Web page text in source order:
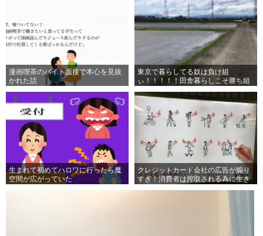
漫画喫茶のバイト面接で本心を見抜
かれた話
東京で暮らしてる奴は負け組
ぃ！！！！！田舎暮らしこそ勝ち組
生まれて初めてハロワに行ったら魔
空間が広がっていた
クレジットカード会社の広告が煽り
すぎ！消費者は搾取される為に生き